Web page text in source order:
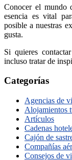
Conocer el mundo
esencia es vital
posible a nuestras
gusta.
Si quieres
incluso tratar de
Categorías
Agencias de
Alojamientos
Artículos
Cadenas
Cajón de
Compañías
Consejos de